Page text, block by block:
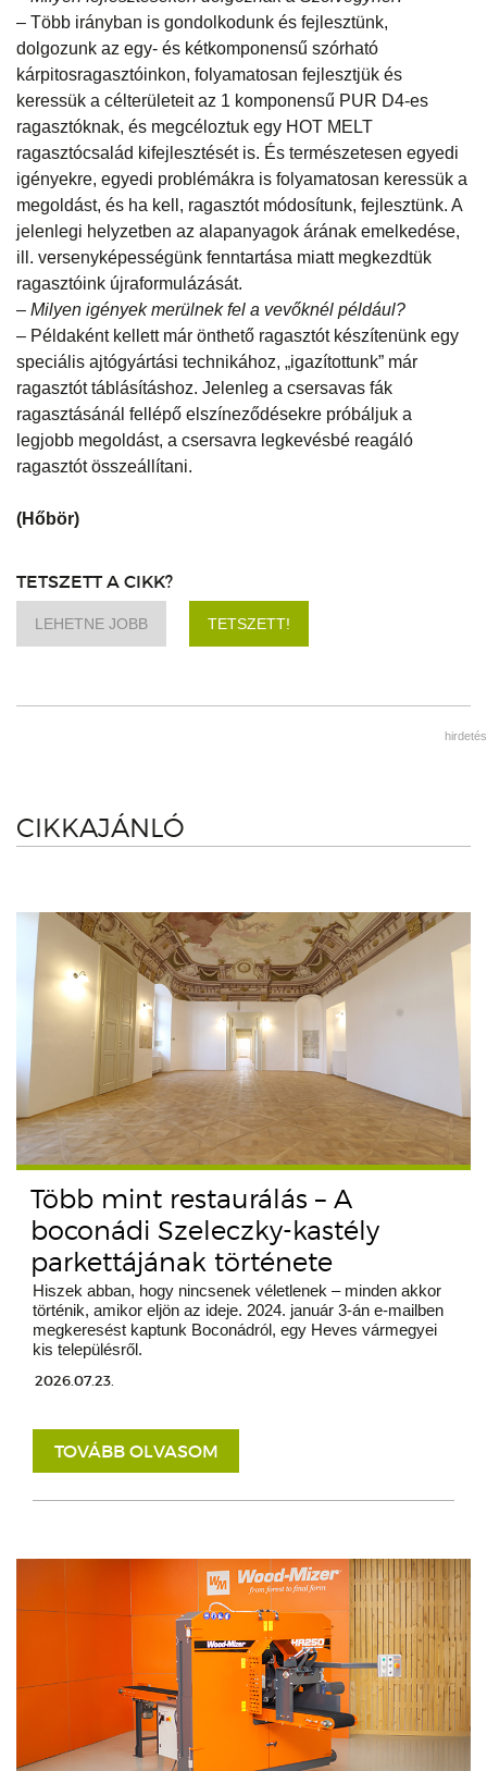
– Több irányban is gondolkodunk és fejlesztünk,
dolgozunk az egy- és kétkomponensű szórható
kárpitosragasztóinkon, folyamatosan fejlesztjük és
keressük a célterületeit az 1 komponensű PUR D4-es
ragasztóknak, és megcéloztuk egy HOT MELT
ragasztócsalád kifejlesztését is. És természetesen egyedi
igényekre, egyedi problémákra is folyamatosan keressük a
megoldást, és ha kell, ragasztót módosítunk, fejlesztünk. A
jelenlegi helyzetben az alapanyagok árának emelkedése,
ill. versenyképességünk fenntartása miatt megkezdtük
ragasztóink újraformulázását.
– Milyen igények merülnek fel a vevőknél például?
– Példaként kellett már önthető ragasztót készítenünk egy
speciális ajtógyártási technikához, „igazítottunk” már
ragasztót táblásításhoz. Jelenleg a csersavas fák
ragasztásánál fellépő elszíneződésekre próbáljuk a
legjobb megoldást, a csersavra legkevésbé reagáló
ragasztót összeállítani.
(Hőbör)
TETSZETT A CIKK?
LEHETNE JOBB TETSZETT!
hirdetés
CIKKAJÁNLÓ
Több mint restaurálás – A
boconádi Szeleczky-kastély
parkettájának története
Hiszek abban, hogy nincsenek véletlenek – minden akkor
történik, amikor eljön az ideje. 2024. január 3-án e-mailben
megkeresést kaptunk Boconádról, egy Heves vármegyei
kis településről.
2026.07.23.
TOVÁBB OLVASOM